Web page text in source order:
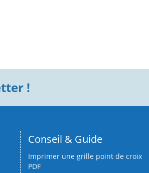
!
Conseil & Guide
Imprimer une grille point de croix
PDF